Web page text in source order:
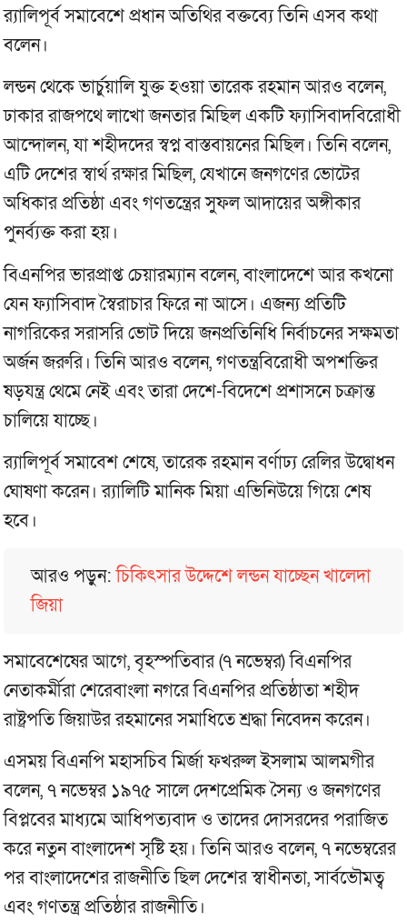
র‍্যালিপূর্ব সমাবেশে প্রধান অতিথির বক্তব্যে তিনি এসব কথা
বলেন।
লন্ডন থেকে ভার্চুয়ালি যুক্ত হওয়া তারেক রহমান আরও বলেন,
ঢাকার রাজপথে লাখো জনতার মিছিল একটি ফ্যাসিবাদবিরোধী
আন্দোলন, যা শহীদদের স্বপ্ন বাস্তবায়নের মিছিল। তিনি বলেন,
এটি দেশের স্বার্থ রক্ষার মিছিল, যেখানে জনগণের ভোটের
অধিকার প্রতিষ্ঠা এবং গণতন্ত্রের সুফল আদায়ের অঙ্গীকার
পুনর্ব্যক্ত করা হয়।
বিএনপির ভারপ্রাপ্ত চেয়ারম্যান বলেন, বাংলাদেশে আর কখনো
যেন ফ্যাসিবাদ স্বৈরাচার ফিরে না আসে। এজন্য প্রতিটি
নাগরিকের সরাসরি ভোট দিয়ে জনপ্রতিনিধি নির্বাচনের সক্ষমতা
অর্জন জরুরি। তিনি আরও বলেন, গণতন্ত্রবিরোধী অপশক্তির
ষড়যন্ত্র থেমে নেই এবং তারা দেশে-বিদেশে প্রশাসনে চক্রান্ত
চালিয়ে যাচ্ছে।
র‍্যালিপূর্ব সমাবেশ শেষে, তারেক রহমান বর্ণাঢ্য রেলির উদ্বোধন
ঘোষণা করেন। র‌্যালিটি মানিক মিয়া এভিনিউয়ে গিয়ে শেষ
হবে।
আরও পড়ুন:চিকিৎসার উদ্দেশে লন্ডন যাচ্ছেন খালেদা
জিয়া
সমাবেশেষের আগে, বৃহস্পতিবার (৭ নভেম্বর) বিএনপির
নেতাকর্মীরা শেরেবাংলা নগরে বিএনপির প্রতিষ্ঠাতা শহীদ
রাষ্ট্রপতি জিয়াউর রহমানের সমাধিতে শ্রদ্ধা নিবেদন করেন।
এসময় বিএনপি মহাসচিব মির্জা ফখরুল ইসলাম আলমগীর
বলেন, ৭ নভেম্বর ১৯৭৫ সালে দেশপ্রেমিক সৈন্য ও জনগণের
বিপ্লবের মাধ্যমে আধিপত্যবাদ ও তাদের দোসরদের পরাজিত
করে নতুন বাংলাদেশ সৃষ্টি হয়। তিনি আরও বলেন, ৭ নভেম্বরের
পর বাংলাদেশের রাজনীতি ছিল দেশের স্বাধীনতা, সার্বভৌমত্ব
এবং গণতন্ত্র প্রতিষ্ঠার রাজনীতি।